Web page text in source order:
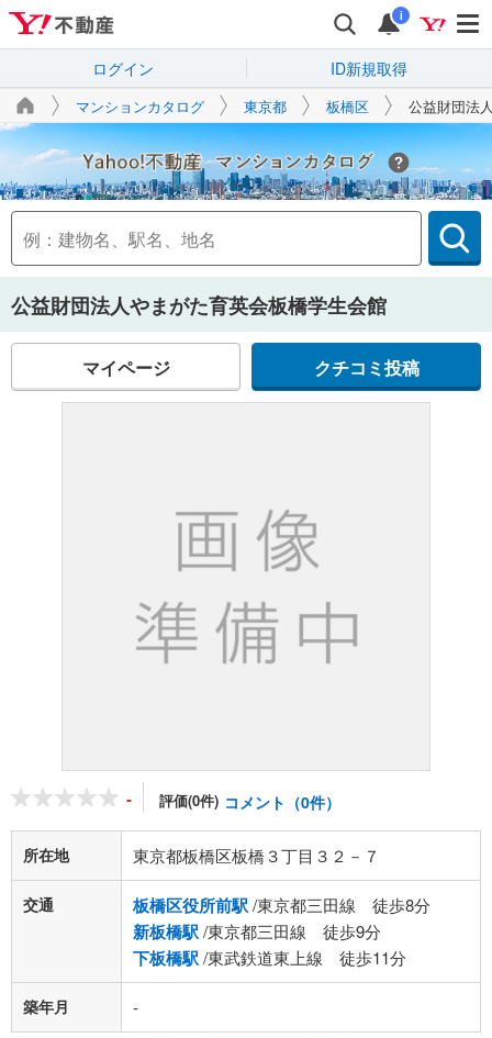
i
ログイン ID新規取得
マンションカタログ 東京都 板橋区 公益財団法
Yahoo!不動産
公益財団法人やまがた育英会板橋学生会館
マイページ クチコミ投稿
- 評価(0件) コメント（0件）
所在地 東京都板橋区板橋３丁目３２－７
交通 板橋区役所前駅/東京都三田線 徒歩8分
新板橋駅/東京都三田線 徒歩9分
下板橋駅/東武鉄道東上線 徒歩11分
築年月 -